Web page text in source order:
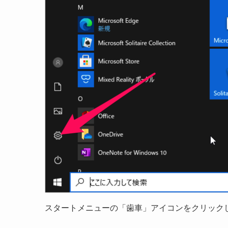
スタートメニューの「歯車」アイコンをクリック